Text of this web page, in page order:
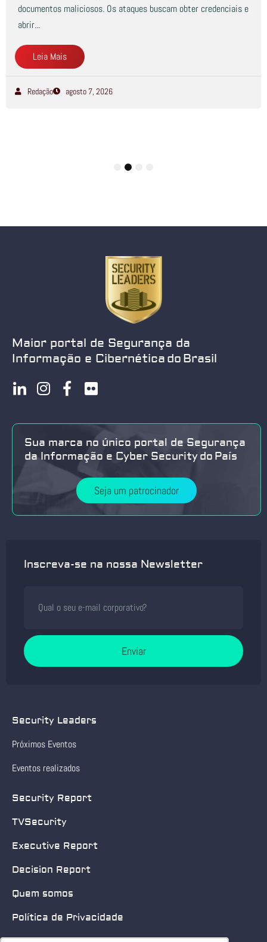
documentos maliciosos. Os ataques buscam obter credenciais e
abrir...
Leia Mais
Redação agosto 7, 2026
Maior portal de Segurança da
Informação e Cibernética do Brasil
Sua marca no único portal de Segurança
da Informação e Cyber Security do País
Seja um patrocinador
Inscreva-se na nossa Newsletter
Enviar
Security Leaders
Próximos Eventos
Eventos realizados
Security Report
TVSecurity
Executive Report
Decision Report
Quem somos
Política de Privacidade